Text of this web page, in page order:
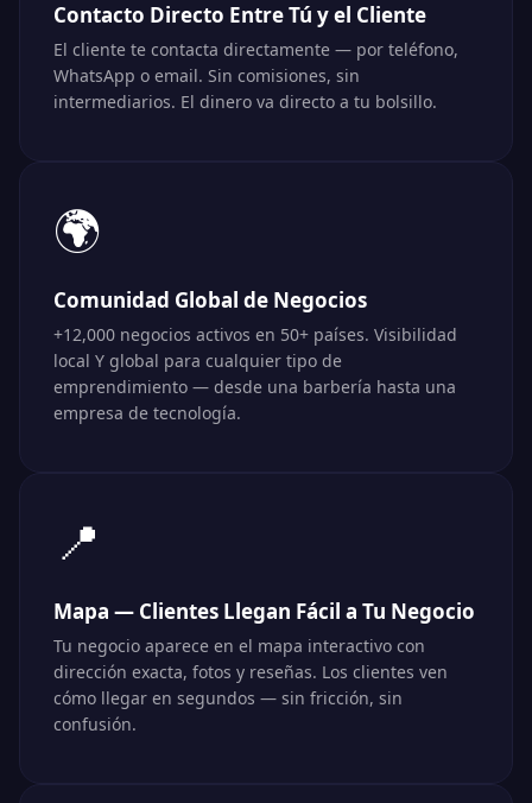
Contacto Directo Entre Tú y el Cliente
El cliente te contacta directamente — por teléfono,
WhatsApp o email. Sin comisiones, sin
intermediarios. El dinero va directo a tu bolsillo.
🌍
Comunidad Global de Negocios
+12,000 negocios activos en 50+ países. Visibilidad
local Y global para cualquier tipo de
emprendimiento — desde una barbería hasta una
empresa de tecnología.
📍
Mapa — Clientes Llegan Fácil a Tu Negocio
Tu negocio aparece en el mapa interactivo con
dirección exacta, fotos y reseñas. Los clientes ven
cómo llegar en segundos — sin fricción, sin
confusión.